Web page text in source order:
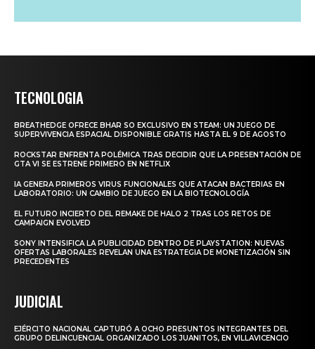
TECNOLOGIA
BREATHEDGE OFRECE BHAR SO EXCLUSIVO EN STEAM: UN JUEGO DE
SUPERVIVENCIA ESPACIAL DISPONIBLE GRATIS HASTA EL 9 DE AGOSTO
ROCKSTAR ENFRENTA POLÉMICA TRAS DECIDIR QUE LA PRESENTACIÓN DE
GTA VI SE ESTRENE PRIMERO EN NETFLIX
IA GENERA PRIMEROS VIRUS FUNCIONALES QUE ATACAN BACTERIAS EN
LABORATORIO: UN CAMBIO DE JUEGO EN LA BIOTECNOLOGÍA
EL FUTURO INCIERTO DEL REMAKE DE HALO 2 TRAS LOS RETOS DE
CAMPAIGN EVOLVED
SONY INTENSIFICA LA PUBLICIDAD DENTRO DE PLAYSTATION: NUEVAS
OFERTAS LABORALES REVELAN UNA ESTRATEGIA DE MONETIZACIÓN SIN
PRECEDENTES
JUDICIAL
EJÉRCITO NACIONAL CAPTURÓ A OCHO PRESUNTOS INTEGRANTES DEL
GRUPO DELINCUENCIAL ORGANIZADO LOS JUANITOS, EN VILLAVICENCIO